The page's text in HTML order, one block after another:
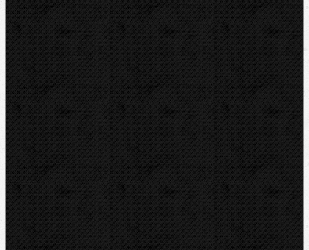
Akce
Mechanické
Elektrické
Ohýbačky a ohýbací sady
Ohýbací segmenty CBC
Ohýbací segmenty REMS
Hydraulické